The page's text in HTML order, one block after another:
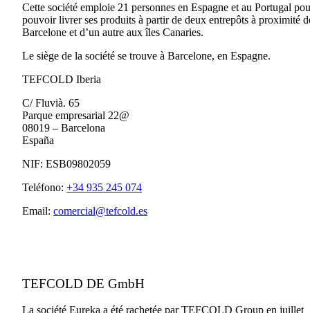
Cette société emploie 21 personnes en Espagne et au Portugal
pouvoir livrer ses produits à partir de deux entrepôts à proximité
Barcelone et d’un autre aux îles Canaries.
Le siège de la société se trouve à Barcelone, en Espagne.
TEFCOLD Iberia
C/ Fluvià. 65
Parque empresarial 22@
08019 – Barcelona
España
NIF: ESB09802059
Teléfono: +34 935 245 074
Email: comercial@tefcold.es
TEFCOLD DE GmbH
La société Eureka a été rachetée par TEFCOLD Group en juillet